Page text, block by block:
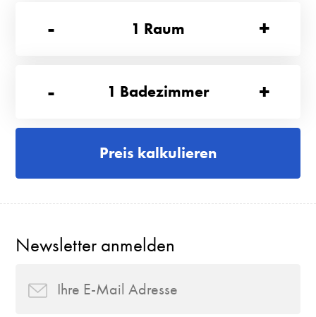
-
1 Raum +
- 1 Badezimmer +
Preis kalkulieren
Newsletter anmelden